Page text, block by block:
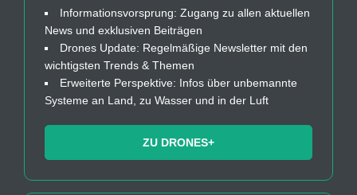
Informationsvorsprung: Zugang zu allen aktuellen
News und exklusiven Beiträgen
Drones Update: Regelmäßige Newsletter mit den
wichtigsten Trends & Themen
Erweiterte Perspektive: Infos über unbemannte
Systeme an Land, zu Wasser und in der Luft
ZU DRONES+